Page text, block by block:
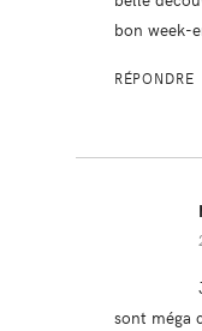
bon week-
RÉPONDRE
sont méga